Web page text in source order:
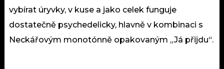
vybírat úryvky, v kuse a jako celek funguje
dostatečně psychedelicky, hlavně v kombinaci s
Neckářovým monotónně opakovaným „Já přijdu“.